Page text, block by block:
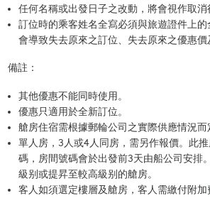
任何名稱或出發日子之改動，將會視作取消
訂位時的乘客姓名全寫必須與旅遊證件上
會導致失去原來之訂位、失去原來之優惠價
備註：
其他優惠不能同時使用。
優惠只適用於全新訂位。
艙房住宿需根據郵輪公司之實際供應情況而
單人房，3人或4人同房，需另作報價。此
碼，房間號碼會於出發前3天由船公司安排
級别或提昇至較高級别的艙房。
客人如須選定樓層及艙房，客人需繳付附加